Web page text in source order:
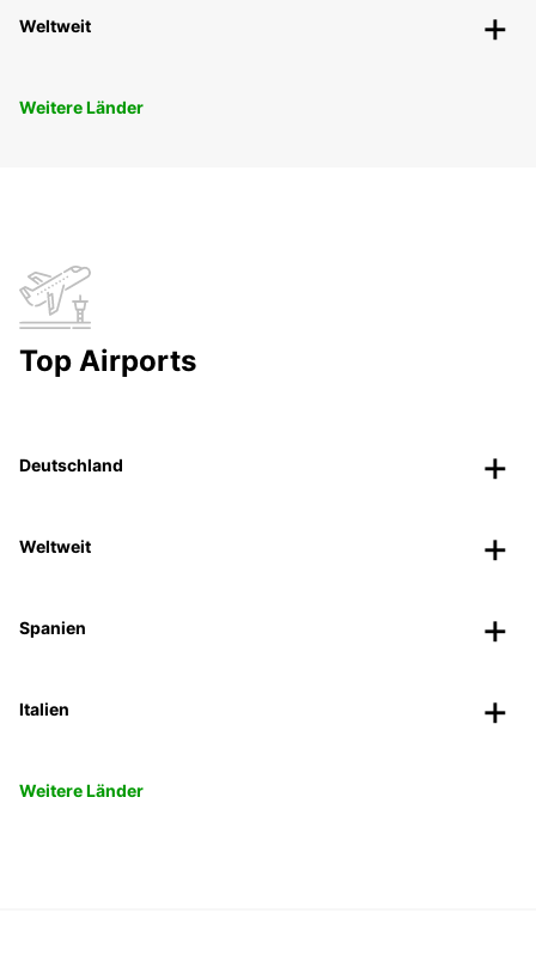
Weltweit
Weitere Länder
Top Airports
Deutschland
Weltweit
Spanien
Italien
Weitere Länder